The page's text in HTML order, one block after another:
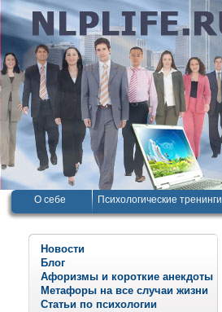
О себе Психологические тренинги
Новости
Блог
Афоризмы и короткие анекдоты
Метафоры на все случаи жизни
Статьи по психологии